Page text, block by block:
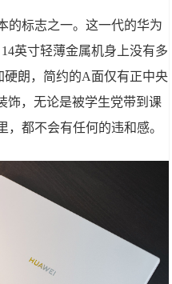
的标志之一。这一代的华为
英寸轻薄金属机身上没有多
朗，简约的A面仅有正中央
饰，无论是被学生党带到课
都不会有任何的违和感。